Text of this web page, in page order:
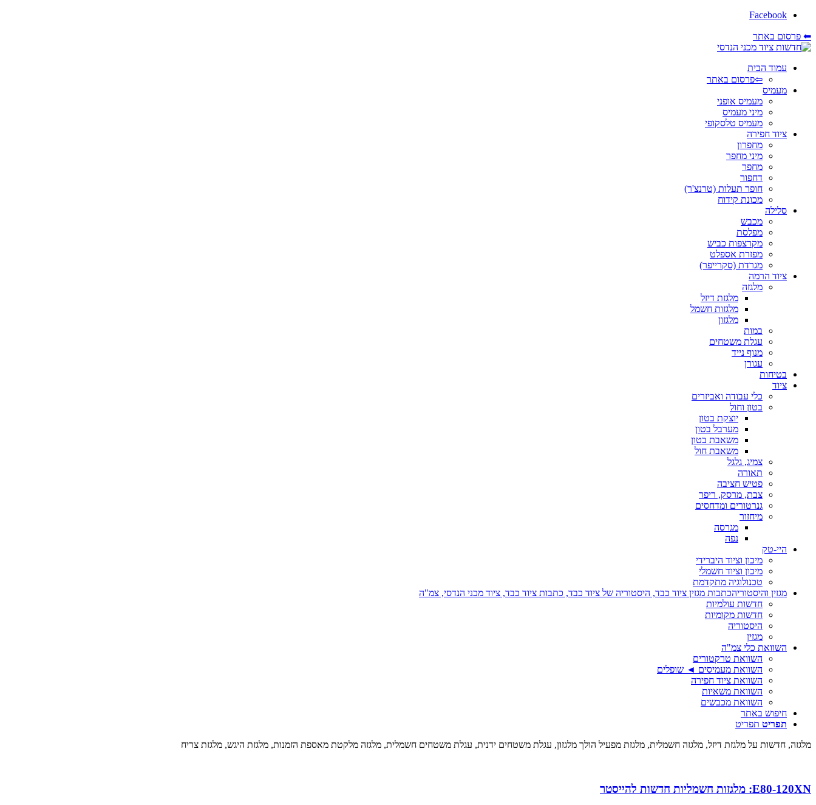
Facebook
⬅ פרסום באתר
עמוד הבית
⇦פרסום באתר
מעמיס
מעמיס אופני
מיני מעמיס
מעמיס טלסקופי
ציוד חפירה
מחפרון
מיני מחפר
מחפר
דחפור
חופר תעלות (טרנצ'ר)
מכונת קידוח
סלילה
מכבש
מפלסת
מקרצפות כביש
מפזרת אספלט
מגרדת (סקרייפר)
ציוד הרמה
מלגזה
מלגזת דיזל
מלגזות חשמל
מלגזון
במות
עגלת משטחים
מנוף נייד
עגורן
בטיחות
ציוד
כלי עבודה ואביזרים
בטון וחול
יוצקת בטון
מערבל בטון
משאבת בטון
משאבת חול
צמיג, גלגל
תאורה
פטיש חציבה
צבת, מרסק, ריפר
גנרטורים ומדחסים
מיחזור
מגרסה
נפה
היי-טק
מיכון וציוד היברידי
מיכון וציוד חשמלי
טכנולוגיה מתקדמת
מגזין והיסטוריהכתבות מגזין ציוד כבד, היסטוריה של ציוד כבד, כתבות ציוד כבד, ציוד מכני הנדסי, צמ"ה
חדשות עולמיות
חדשות מקומיות
היסטוריה
מגזין
השוואת כלי צמ"ה
השוואת טרקטורים
השוואת מעמיסים ◄ שופלים
השוואת ציוד חפירה
השוואת משאיות
השוואת מכבשים
חיפוש באתר
תפריט תפריט
מלגזה, חדשות על מלגזת דיזל, מלגזה חשמלית, מלגזת מפעיל הולך מלגזון, עגלת משטחים ידנית, עגלת משטחים חשמלית, מלגזה מלקטת מאספת הזמנות, מלגזת היגש, מלגזת צריח
E80-120XN: מלגזות חשמליות חדשות להייסטר